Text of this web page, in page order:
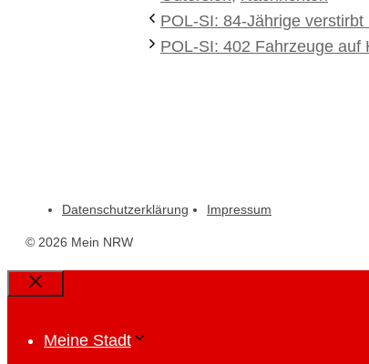
POL-SI: 84-Jährige
POL-SI: 402 Fahrzeuge auf
Datenschutzerklärung Impressum
© 2026 Mein NRW
Close
Meine Stadt